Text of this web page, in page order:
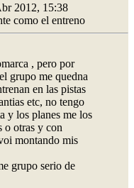
2012, 15:38
como el entreno
, pero por
grupo me quedna
en las pistas
etc, no tengo
y los planes me los
o otras y con
montando mis
grupo serio de